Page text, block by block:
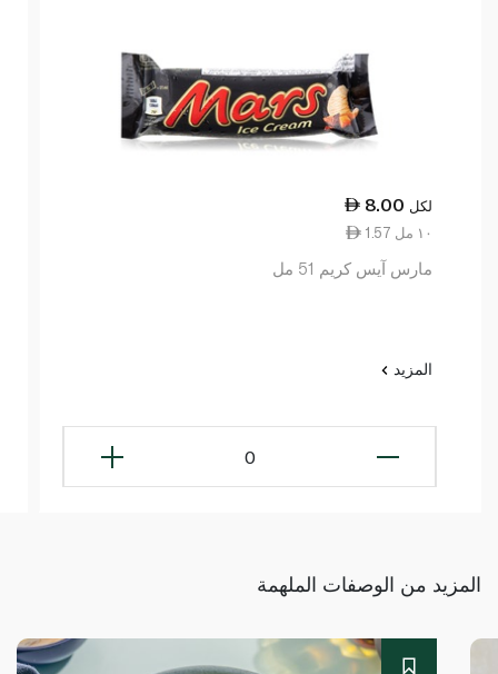
8.00 لكل
1.57 ١٠ مل
مارس آيس كريم 51 مل
المزيد
0
المزيد من الوصفات الملهمة